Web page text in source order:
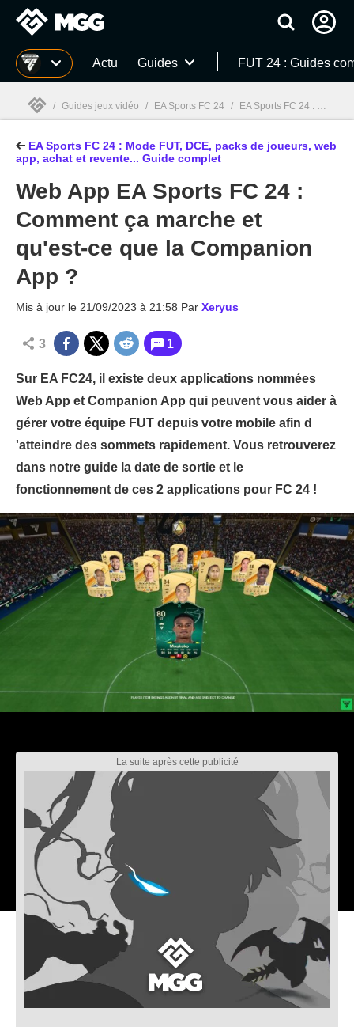
MGG Actu Guides FUT 24 : Guides
MGG
/ Guides jeux vidéo / EA Sports FC 24 / EA Sports FC 24 : Mode FUT, DCE, packs de joueurs, web app, achat et revente... Guide complet
EA Sports FC 24 : Mode FUT, DCE, packs de joueurs, web
app, achat et revente... Guide complet
Web App EA Sports FC 24 :
Comment ça marche et
qu'est-ce que la Companion
App ?
Mis à jour le 21/09/2023 à 21:58 Par Xeryus
3 1
Sur EA FC24, il existe deux applications nommées
Web App et Companion App qui peuvent vous aider à
gérer votre équipe FUT depuis votre mobile afin d
'atteindre des sommets rapidement. Vous retrouverez
dans notre guide la date de sortie et le
fonctionnement de ces 2 applications pour FC 24 !